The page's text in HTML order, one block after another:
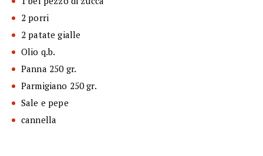
2 porri
2 patate gialle
Olio q.b.
Panna 250 gr.
Parmigiano 250 gr.
Sale e pepe
cannella